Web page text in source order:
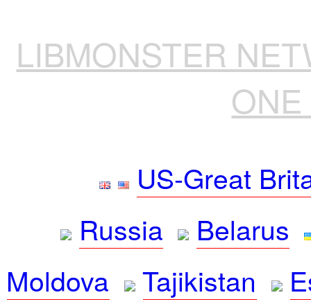
LIBMONSTER
US-Great
Russia
Belarus
Moldova
Tajikistan